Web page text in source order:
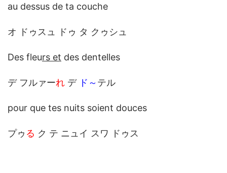
au dessus de ta couche
オ ドゥスュ ドゥ タ クゥシュ
Des fleurs et des dentelles
デ フルァーれ デ ド～ テル
pour que tes nuits soient douces
プゥ る ク テ ニュイ スワ ドゥス